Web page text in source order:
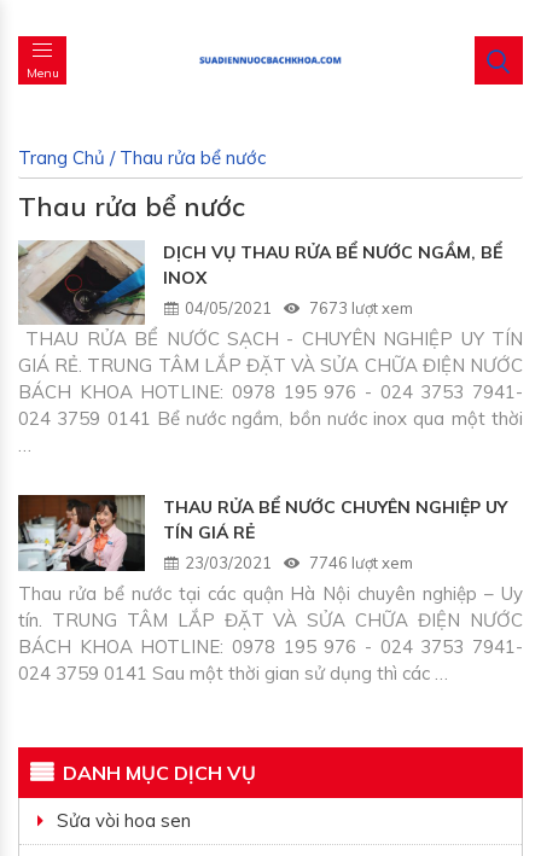
Menu
Trang Chủ / Thau rửa bể nước
Thau rửa bể nước
DỊCH VỤ THAU RỬA BỂ NƯỚC NGẦM, BỂ
INOX
04/05/2021 7673 lượt xem
THAU RỬA BỂ NƯỚC SẠCH - CHUYÊN NGHIỆP UY TÍN
GIÁ RẺ. TRUNG TÂM LẮP ĐẶT VÀ SỬA CHỮA ĐIỆN NƯỚC
BÁCH KHOA HOTLINE: 0978 195 976 - 024 3753 7941-
024 3759 0141 Bể nước ngầm, bồn nước inox qua một thời
…
THAU RỬA BỂ NƯỚC CHUYÊN NGHIỆP UY
TÍN GIÁ RẺ
23/03/2021 7746 lượt xem
Thau rửa bể nước tại các quận Hà Nội chuyên nghiệp – Uy
tín. TRUNG TÂM LẮP ĐẶT VÀ SỬA CHỮA ĐIỆN NƯỚC
BÁCH KHOA HOTLINE: 0978 195 976 - 024 3753 7941-
024 3759 0141 Sau một thời gian sử dụng thì các …
DANH MỤC DỊCH VỤ
Sửa vòi hoa sen